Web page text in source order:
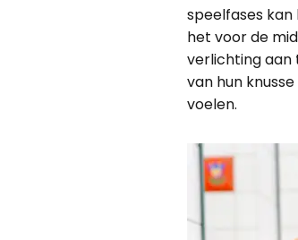
speelfases
het voor de
verlichting aan
van hun
voelen.